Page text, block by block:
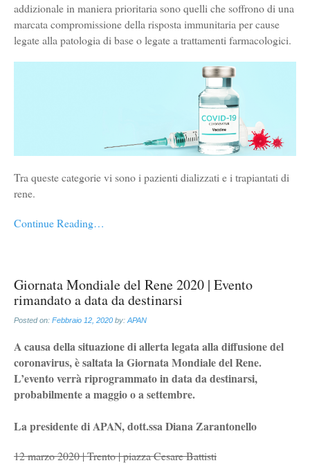
addizionale in maniera prioritaria sono quelli che soffrono di una
marcata compromissione della risposta immunitaria per cause
legate alla patologia di base o legate a trattamenti farmacologici.
Tra queste categorie vi sono i pazienti dializzati e i trapiantati di
rene.
Continue Reading…
Giornata Mondiale del Rene 2020 | Evento
rimandato a data da destinarsi
Posted on: Febbraio 12, 2020 by:APAN
A causa della situazione di allerta legata alla diffusione del
coronavirus, è saltata la Giornata Mondiale del Rene.
L’evento verrà riprogrammato in data da destinarsi,
probabilmente a maggio o a settembre.
La presidente di APAN, dott.ssa Diana Zarantonello
12 marzo 2020 | Trento | piazza Cesare Battisti